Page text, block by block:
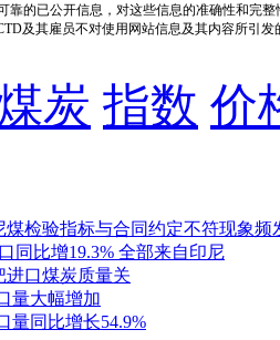
靠的已公开信息，对这些信息的准确性和完
及其雇员不对使用网站信息及其内容所引
炭 指数 价
煤检验指标与合同约定不符现象频
同比增19.3% 全部来自印尼
进口煤炭质量关
量大幅增加
量同比增长54.9%